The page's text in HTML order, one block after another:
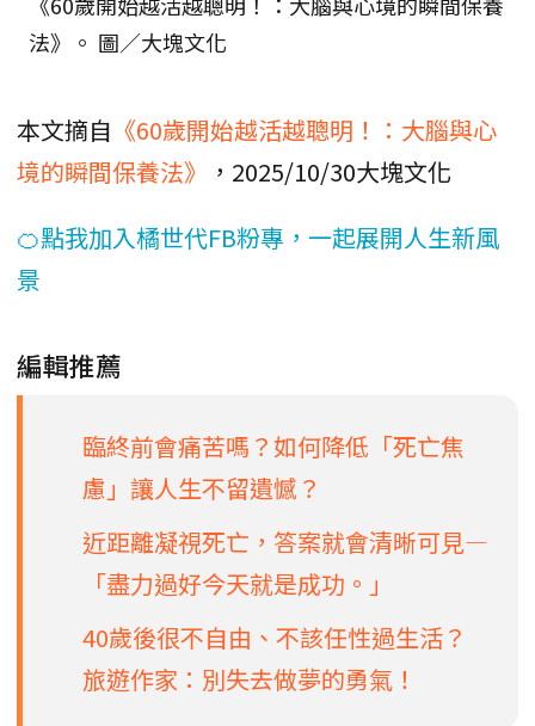
法》。 圖／大塊文化
本文摘自 《60歲開始越活越聰明！：大腦與心
境的瞬間保養法》
，2025/10/30大塊文化
🍊點我加入橘世代FB粉專，一起展開人生新風
景
編輯推薦
臨終前會痛苦嗎？如何降低「死亡焦
慮」讓人生不留遺憾？
近距離凝視死亡，答案就會清晰可見—
「盡力過好今天就是成功。」
40歲後很不自由、不該任性過生活？
旅遊作家：別失去做夢的勇氣！